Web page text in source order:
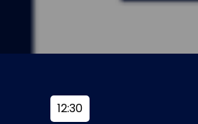
12:30